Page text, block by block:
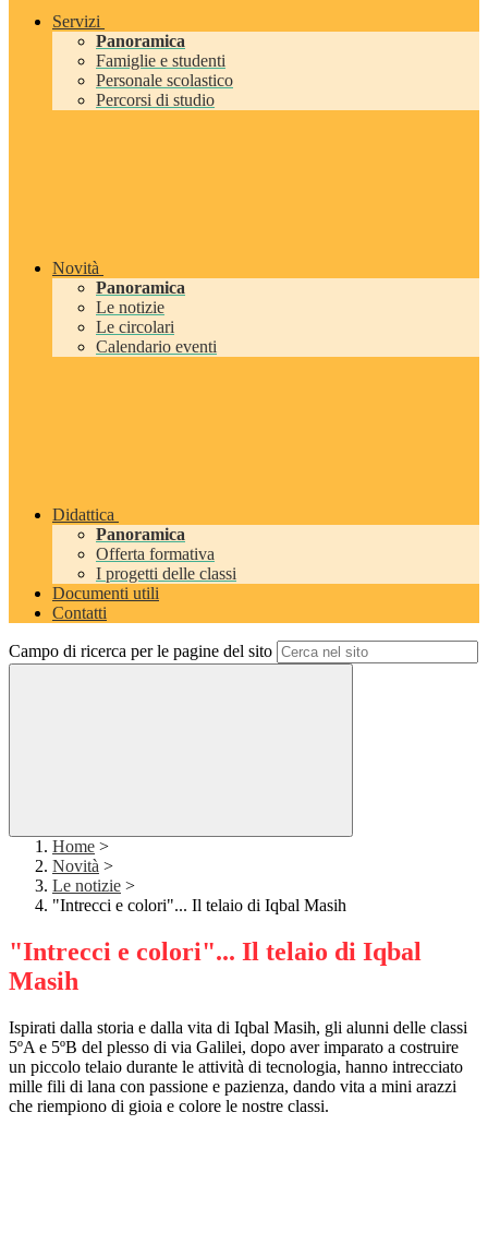
Servizi
Panoramica
Famiglie e studenti
Personale scolastico
Percorsi di studio
Novità
Panoramica
Le notizie
Le circolari
Calendario eventi
Didattica
Panoramica
Offerta formativa
I progetti delle classi
Documenti utili
Contatti
Campo di ricerca per le pagine del sito
Home >
Novità >
Le notizie >
"Intrecci e colori"... Il telaio di Iqbal Masih
"Intrecci e colori"... Il telaio di Iqbal
Masih
Ispirati dalla storia e dalla vita di Iqbal Masih, gli alunni delle classi
5ºA e 5ºB del plesso di via Galilei, dopo aver imparato a costruire
un piccolo telaio durante le attività di tecnologia, hanno intrecciato
mille fili di lana con passione e pazienza, dando vita a mini arazzi
che riempiono di gioia e colore le nostre classi.